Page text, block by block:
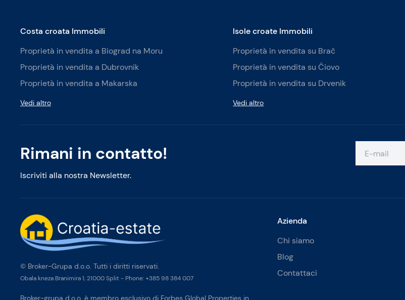
Rimani in contatto!
Iscriviti alla nostra Newsletter.
Costa croata Immobili
Proprietà in vendita a Biograd na Moru
Proprietà in vendita a Dubrovnik
Proprietà in vendita a Makarska
Vedi altro
Isole croate Immobili
Proprietà in vendita su Brač
Proprietà in vendita su Čiovo
Proprietà in vendita su Drvenik
Vedi altro
Azienda
Chi siamo
Blog
Contattaci
© Broker-Grupa d.o.o. Tutti i diritti riservati.
Obala kneza Branimira 1, 21000 Split - Phone: +385 98 384 007
Broker-grupa d.o.o. è membro esclusivo di Forbes Global Properties in